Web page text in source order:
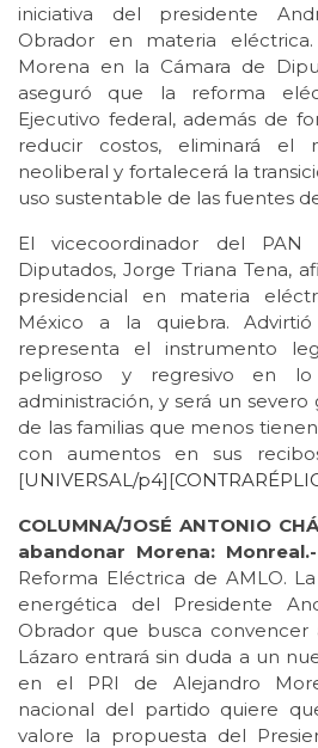
iniciativa del presidente
Obrador en materia
Morena en la Cámara de
aseguró que la reforma
Ejecutivo federal, además de
reducir costos, eliminará el
neoliberal y fortalecerá la
uso sustentable de las fuentes
El vicecoordinador del
Diputados, Jorge Triana Tena,
presidencial en materia
México a la quiebra.
representa el instrumento
peligroso y regresivo en
administración, y será un
de las familias que menos
con aumentos en sus
[UNIVERSAL/p4][
COLUMNA/JOSÉ ANTONIO
abandonar Morena: Monreal.-
Reforma Eléctrica de AMLO.
energética del Presidente
Obrador que busca convencer
Lázaro entrará sin duda a un
en el PRI de Alejandro
nacional del partido quiere
valore la propuesta del